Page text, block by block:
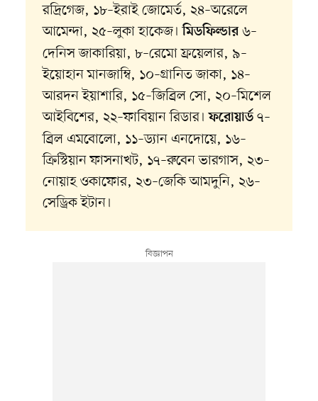
রদ্রিগেজ, ১৮–ইরাই জোমের্ত, ২৪–অরেলে
আমেন্দা, ২৫–লুকা হাকেজ।মিডফিল্ডার৬–
দেনিস জাকারিয়া, ৮–রেমো ফ্রয়েলার, ৯–
ইয়োহান মানজাম্বি, ১০–গ্রানিত জাকা, ১৪–
আরদন ইয়াশারি, ১৫–জিব্রিল সো, ২০–মিশেল
আইবিশের, ২২–ফাবিয়ান রিডার।ফরোয়ার্ড৭–
ব্রিল এমবোলো, ১১–ড্যান এনদোয়ে, ১৬–
ক্রিস্টিয়ান ফাসনাখট, ১৭–রুবেন ভারগাস, ২৩–
নোয়াহ ওকাফোর, ২৩–জেকি আমদুনি, ২৬–
সেড্রিক ইটান।